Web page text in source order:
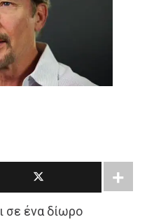
σε ένα δίωρο